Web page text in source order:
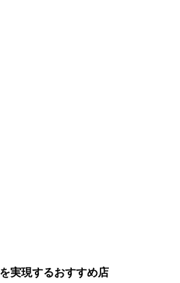
実現するおすすめ店